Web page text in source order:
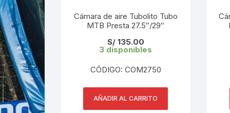
Cámara de aire Tubolito Tubo
MTB Presta 27.5″/29″
S/135.00
3 disponibles
CÓDIGO: COM2750
AÑADIR AL CARRITO